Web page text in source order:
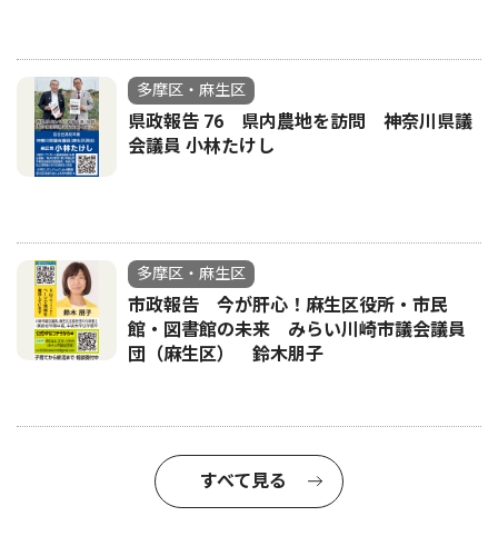
多摩区・麻生区
県政報告 76 県内農地を訪問 神奈川県議
会議員 小林たけし
多摩区・麻生区
市政報告 今が肝心！麻生区役所・市民
館・図書館の未来 みらい川崎市議会議員
団（麻生区） 鈴木朋子
すべて見る